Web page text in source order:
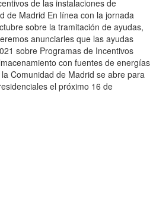
de las instalaciones de
de Madrid En línea con la jornada
sobre la tramitación de ayudas,
anunciarles que las ayudas
sobre Programas de Incentivos
con fuentes de energías
Comunidad de Madrid se abre para
el próximo 16 de